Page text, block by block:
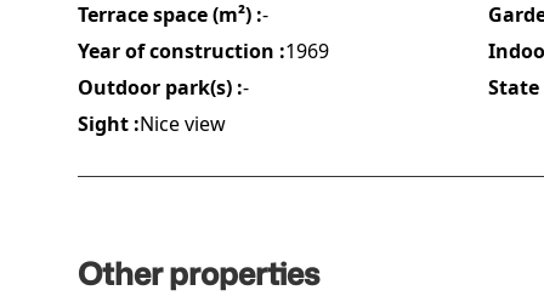
Terrace space (m²) :-
Year of construction :1969
Outdoor park(s) :- State
Sight :Nice view
Other properties